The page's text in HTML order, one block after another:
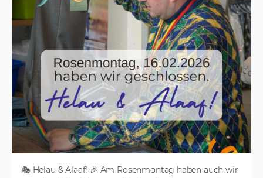
🎭 Helau & Alaaf! 🎉 Am Rosenmontag haben auch wir